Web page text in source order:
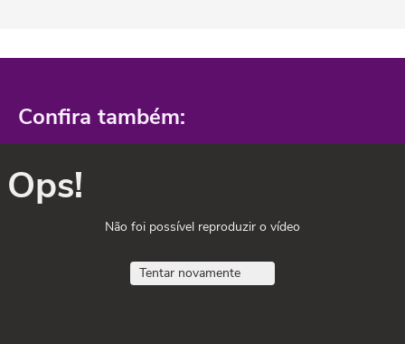
Confira também:
Ops!
Não foi possível reproduzir o vídeo
Tentar novamente